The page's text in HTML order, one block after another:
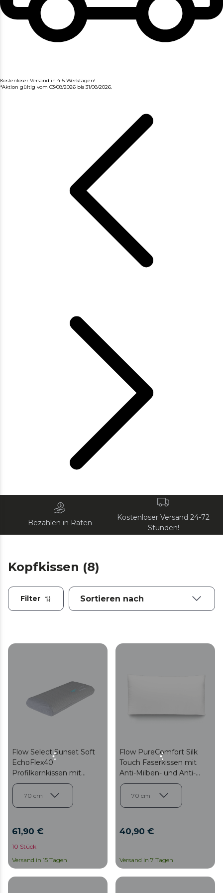
Kostenloser Versand in 4-5 Werktagen!
*Aktion gültig vom 03/08/2026 bis 31/08/2026.
Bezahlen in Raten
Kostenloser Versand 24-72
Stunden!
Kopfkissen (8)
Filter
Flow Select Sunset Soft
EchoFlex40
Profilkernkissen mit
Orangenblütenöl
61,90 €
10 Stück
Versand in 15 Tagen
Flow PureComfort Silk
Touch Faserkissen mit
Anti-Milben- und Anti-
Bakterien-Behandlung.
Maximaler Komfort,
mittlere bis hohe
40,90 €
Versand in 7 Tagen